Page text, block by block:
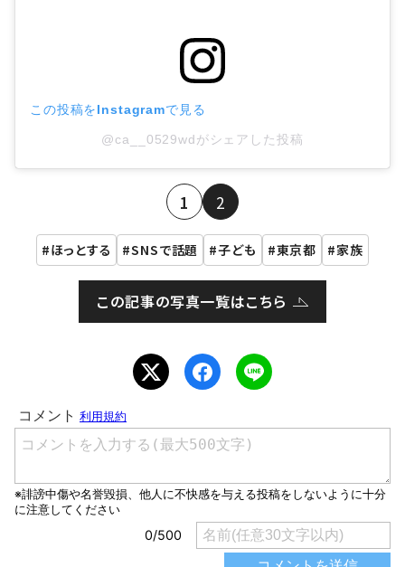
この投稿をInstagramで見る
@ca__0529wdがシェアした投稿
1 2
ほっとする SNSで話題 子ども 東京都 家族
この記事の写真一覧はこちら